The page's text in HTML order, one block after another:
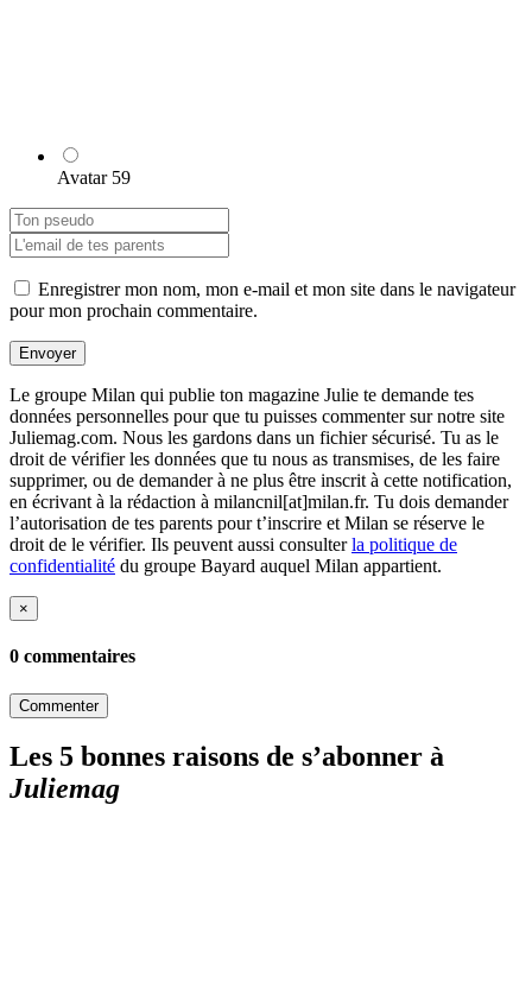
Avatar 59
Enregistrer mon nom, mon e-mail et mon site dans le navigateur
pour mon prochain commentaire.
Envoyer
Le groupe Milan qui publie ton magazine Julie te demande tes
données personnelles pour que tu puisses commenter sur notre site
Juliemag.com. Nous les gardons dans un fichier sécurisé. Tu as le
droit de vérifier les données que tu nous as transmises, de les faire
supprimer, ou de demander à ne plus être inscrit à cette notification,
en écrivant à la rédaction à milancnil[at]milan.fr. Tu dois demander
l’autorisation de tes parents pour t’inscrire et Milan se réserve le
droit de le vérifier. Ils peuvent aussi consulterla politique de
confidentialité du groupe Bayard auquel Milan appartient.
×
0 commentaires
Commenter
Les 5 bonnes raisons de s’abonner à
Juliemag